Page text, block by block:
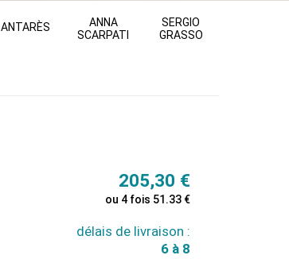
ANTARÈS
ANNA
SCARPATI
SERGIO
GRASSO
205,30 €
ou 4 fois 51.33 €
délais de livraison :
6 à 8